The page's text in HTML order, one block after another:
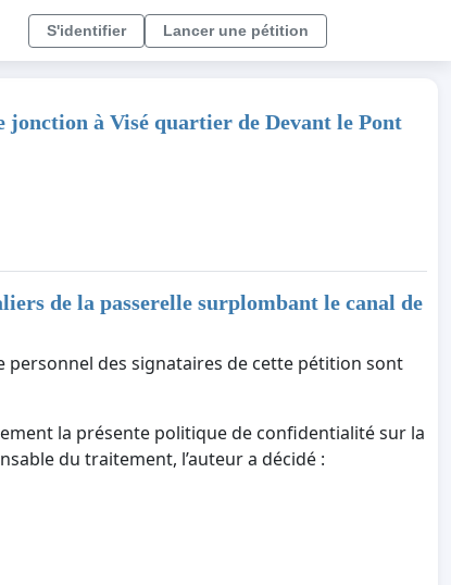
S'identifier Lancer une pétition
jonction à Visé quartier de Devant le Pont
de la passerelle surplombant le canal de
des signataires de cette pétition sont
la présente politique de confidentialité sur la
du traitement, l’auteur a décidé :